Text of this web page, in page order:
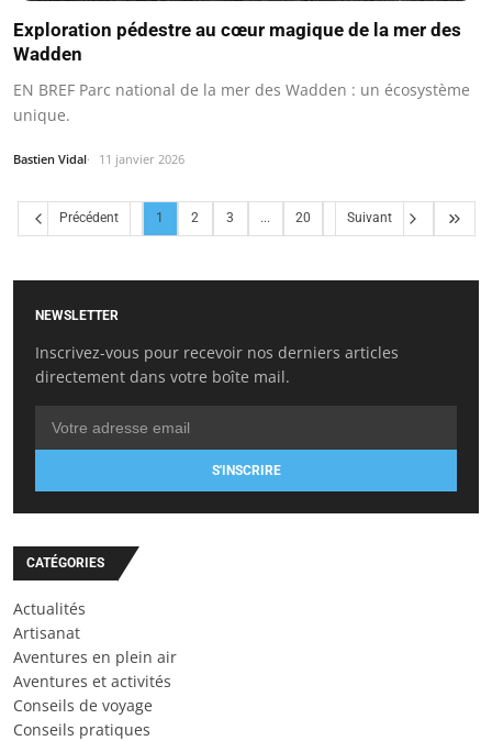
Exploration pédestre au cœur magique de la mer des
Wadden
EN BREF Parc national de la mer des Wadden : un écosystème
unique.
Bastien Vidal 11 janvier 2026
Précédent 1 2 3 ... 20 Suivant
NEWSLETTER
Inscrivez-vous pour recevoir nos derniers articles
directement dans votre boîte mail.
S'INSCRIRE
CATÉGORIES
Actualités
Artisanat
Aventures en plein air
Aventures et activités
Conseils de voyage
Conseils pratiques